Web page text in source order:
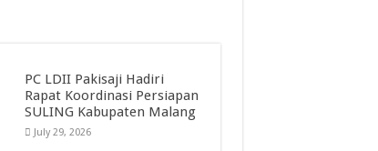
PC LDII Pakisaji Hadiri
Rapat Koordinasi Persiapan
SULING Kabupaten Malang
July 29, 2026